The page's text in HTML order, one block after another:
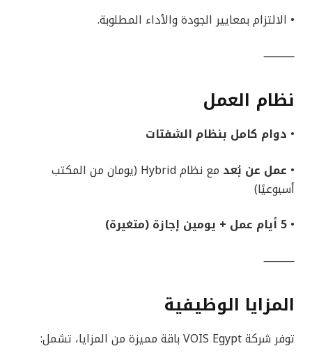
• الالتزام بمعايير الجودة والأداء المطلوبة.
⸻
نظام العمل
• دوام كامل بنظام الشفتات
• عمل عن بُعد
مع نظام Hybrid (يومان من المكتب
أسبوعيًا)
• 5 أيام عمل + يومين إجازة (متغيرة)
⸻
المزايا الوظيفية
توفر شركة VOIS Egypt باقة مميزة من المزايا، تشمل: